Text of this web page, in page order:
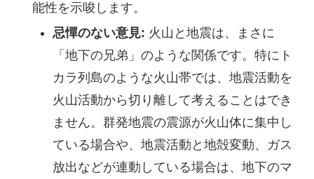
能性を示唆します。
忌憚のない意見: 火山と地震は、まさに
「地下の兄弟」のような関係です。特にト
カラ列島のような火山帯では、地震活動を
火山活動から切り離して考えることはでき
ません。群発地震の震源が火山体に集中し
ている場合や、地震活動と地殻変動、ガス
放出などが連動している場合は、地下のマ